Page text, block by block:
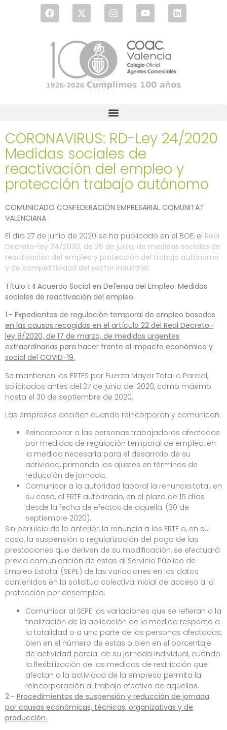
CORONAVIRUS: RD-Ley 24/2020
Medidas sociales de
reactivación del empleo y
protección trabajo autónomo
COMUNICADO CONFEDERACIÓN EMPRESARIAL COMUNITAT
VALENCIANA
El día 27 de junio de 2020 se ha publicado en el BOE, el Real
Decreto-ley 24/2020, de 26 de junio, de medidas sociales de
reactivación del empleo y protección del trabajo autónomo
y de competitividad del sector industrial.
Título I: II Acuerdo Social en Defensa del Empleo: Medidas
sociales de reactivación del empleo.
1.- Expedientes de regulación temporal de empleo basados
en las causas recogidas en el artículo 22 del Real Decreto-
ley 8/2020, de 17 de marzo, de medidas urgentes
extraordinarias para hacer frente al impacto económico y
social del COVID-19.
Se mantienen los ERTES por Fuerza Mayor Total o Parcial,
solicitados antes del 27 de junio del 2020, como máximo
hasta el 30 de septiembre de 2020.
Las empresas deciden cuando reincorporan y comunican:
Reincorporar a las personas trabajadoras afectadas
por medidas de regulación temporal de empleo, en
la medida necesaria para el desarrollo de su
actividad, primando los ajustes en términos de
reducción de jornada.
Comunicar a la autoridad laboral la renuncia total, en
su caso, al ERTE autorizado, en el plazo de 15 días
desde la fecha de efectos de aquella. (30 de
septiembre 2020).
Sin perjuicio de lo anterior, la renuncia a los ERTE o, en su
caso, la suspensión o regularización del pago de las
prestaciones que deriven de su modificación, se efectuará
previa comunicación de estas al Servicio Público de
Empleo Estatal (SEPE) de las variaciones en los datos
contenidos en la solicitud colectiva inicial de acceso a la
protección por desempleo.
Comunicar al SEPE las variaciones que se refieran a la
finalización de la aplicación de la medida respecto a
la totalidad o a una parte de las personas afectadas,
bien en el número de estas o bien en el porcentaje
de actividad parcial de su jornada individual, cuando
la flexibilización de las medidas de restricción que
afectan a la actividad de la empresa permita la
reincorporación al trabajo efectivo de aquellas.
2.- Procedimientos de suspensión y reducción de jornada
por causas económicas, técnicas, organizativas y de
producción.